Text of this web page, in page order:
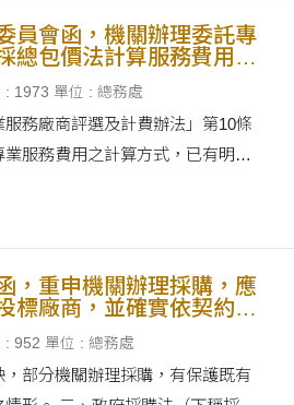
員會函，機關辦理委託專
總包價法計算服務費用
給付方式如說明。
: 1973 單位 : 總務處
務廠商評選及計費辦法」第10條
服務費用之計算方式，已有明確
係訂約廠商於契約原約定之明確
、期程、責任）完成履約事項
，重申機關辦理採購，應
標廠商，並確實依契約約
辦理驗收
: 952 單位 : 總務處
部分機關辦理採購，有保護既有